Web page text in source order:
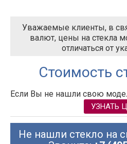
Уважаемые клиенты, в
валют, цены на стекла
отличаться от
Стоимость
Если Вы не нашли свою
УЗНАТЬ
Не нашли стекло на